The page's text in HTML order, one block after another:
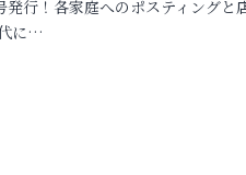
行！各家庭へのポスティングと
に…